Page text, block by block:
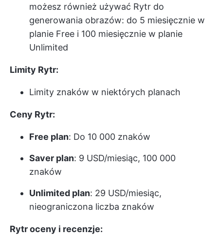
możesz również używać Rytr do
generowania obrazów: do 5 miesięcznie w
planie Free i 100 miesięcznie w planie
Unlimited
Limity Rytr:
Limity znaków w niektórych planach
Ceny Rytr:
Free plan: Do 10 000 znaków
Saver plan: 9 USD/miesiąc, 100 000
znaków
Unlimited plan: 29 USD/miesiąc,
nieograniczona liczba znaków
Rytr oceny i recenzje: